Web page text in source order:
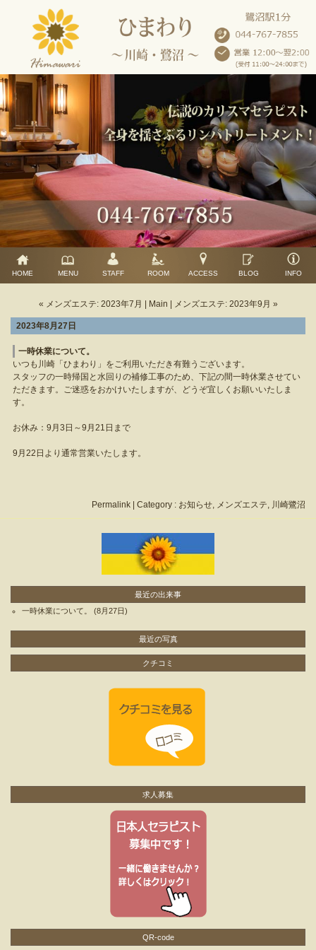
HOME MENU STAFF ROOM ACCESS BLOG INFO
« メンズエステ: 2023年7月 Main メンズエステ: 2023年9月 »
2023年8月27日
一時休業について。
いつも川崎「ひまわり」をご利用いただき有難うございます。
スタッフの一時帰国と水回りの補修工事のため、下記の間一時休業させてい
ただきます。ご迷惑をおかけいたしますが、どうぞ宜しくお願いいたしま
す。
お休み：9月3日～9月21日まで
9月22日より通常営業いたします。
Permalink | Category : お知らせ, メンズエステ, 川崎鷺沼
最近の出来事
一時休業について。
(8月27日)
最近の写真
クチコミ
求人募集
QR-code